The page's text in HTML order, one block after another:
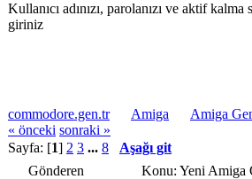
Kullanıcı adınızı, parolanızı ve aktif kalma
giriniz
commodore.gen.tr Amiga Amiga
« önceki sonraki »
Sayfa: [1] 2 3 ... 8
Aşağı git
Gönderen
Konu: Yeni Amiga